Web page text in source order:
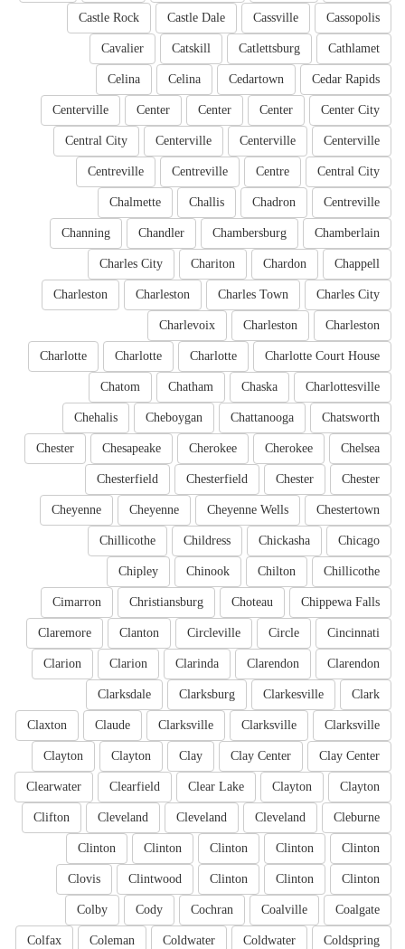
Cassopolis
Cassville
Castle Dale
Castle Rock
Cathlamet
Catlettsburg
Catskill
Cavalier
Cedar Rapids
Cedartown
Celina
Celina
Center City
Center
Center
Center
Centerville
Centerville
Centerville
Centerville
Central City
Central City
Centre
Centreville
Centreville
Centreville
Chadron
Challis
Chalmette
Chamberlain
Chambersburg
Chandler
Channing
Chappell
Chardon
Chariton
Charles City
Charles City
Charles Town
Charleston
Charleston
Charleston
Charleston
Charlevoix
Charlotte Court House
Charlotte
Charlotte
Charlotte
Charlottesville
Chaska
Chatham
Chatom
Chatsworth
Chattanooga
Cheboygan
Chehalis
Chelsea
Cherokee
Cherokee
Chesapeake
Chester
Chester
Chester
Chesterfield
Chesterfield
Chestertown
Cheyenne Wells
Cheyenne
Cheyenne
Chicago
Chickasha
Childress
Chillicothe
Chillicothe
Chilton
Chinook
Chipley
Chippewa Falls
Choteau
Christiansburg
Cimarron
Cincinnati
Circle
Circleville
Clanton
Claremore
Clarendon
Clarendon
Clarinda
Clarion
Clarion
Clark
Clarkesville
Clarksburg
Clarksdale
Clarksville
Clarksville
Clarksville
Claude
Claxton
Clay Center
Clay Center
Clay
Clayton
Clayton
Clayton
Clayton
Clear Lake
Clearfield
Clearwater
Cleburne
Cleveland
Cleveland
Cleveland
Clifton
Clinton
Clinton
Clinton
Clinton
Clinton
Clinton
Clinton
Clinton
Clintwood
Clovis
Coalgate
Coalville
Cochran
Cody
Colby
Coldspring
Coldwater
Coldwater
Coleman
Colfax